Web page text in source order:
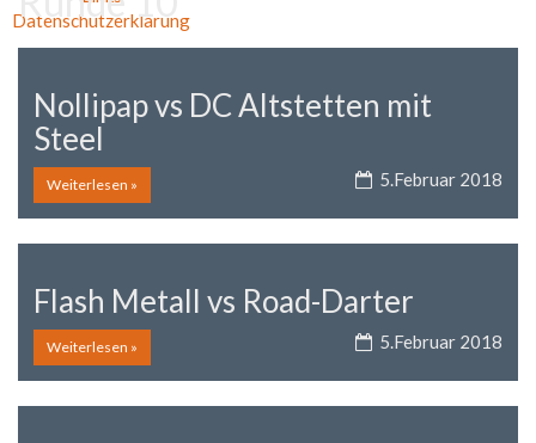
Datenschutzerklärung
Nollipap vs DC Altstetten mit
Steel
Weiterlesen » 5.Februar 2018
Flash Metall vs Road-Darter
Weiterlesen » 5.Februar 2018